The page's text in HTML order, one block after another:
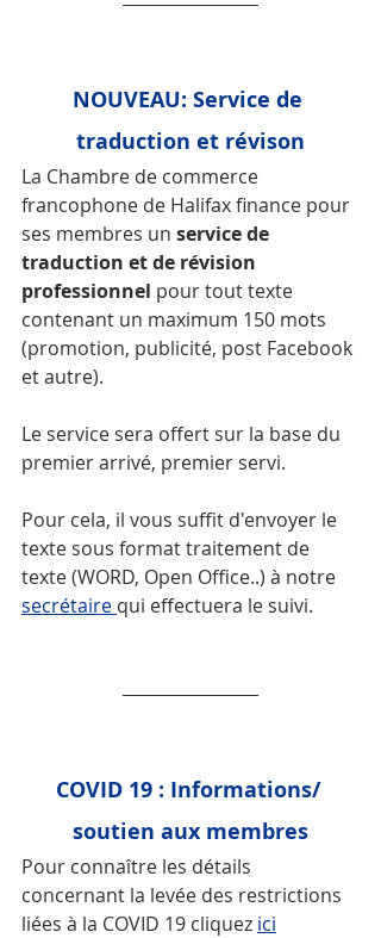
NOUVEAU: Service de
traduction et révison
La Chambre de commerce
francophone de Halifax finance pour
ses membres un service de
traduction et de révision
professionnel pour tout texte
contenant un maximum 150 mots
(promotion, publicité, post Facebook
et autre).
Le service sera offert sur la base du
premier arrivé, premier servi.
Pour cela, il vous suffit d'envoyer le
texte sous format traitement de
texte (WORD, Open Office..) à notre
secrétaire qui effectuera le suivi.
COVID 19 : Informations/
soutien aux membres
Pour connaître les détails
concernant la levée des restrictions
liées à la COVID 19 cliquez ici